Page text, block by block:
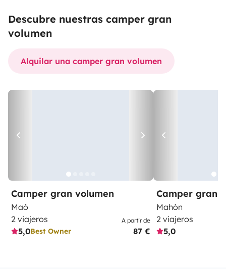
Descubre nuestras camper gran
volumen
Alquilar una camper gran volumen
Camper gran volumen
Maó
2 viajeros
5,0Best Owner
A partir de
87 €
Camper gran
Mahón
2 viajeros
5,0